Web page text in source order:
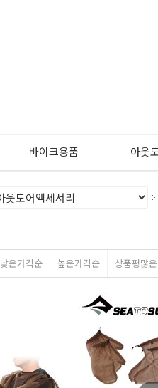
바이크용품 아웃
낮은가격순 높은가격순 상품평많